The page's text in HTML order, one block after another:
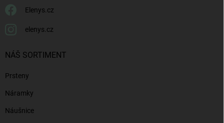
Elenys.cz
elenys.cz
NÁŠ SORTIMENT
Prsteny
Náramky
Náušnice